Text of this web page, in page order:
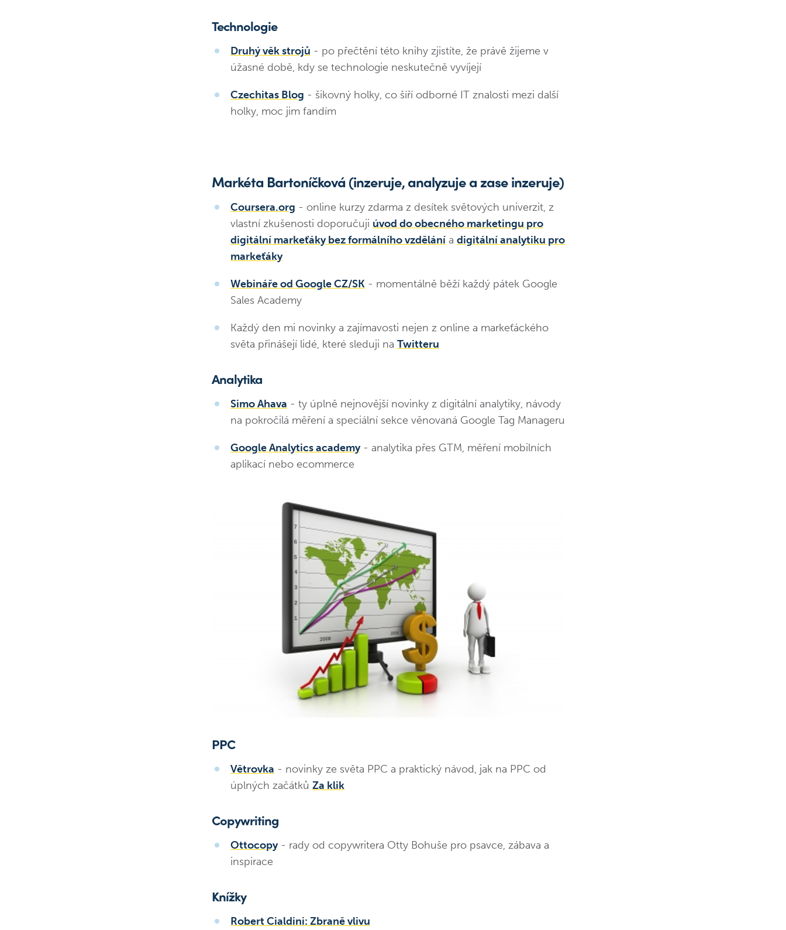
Technologie
Druhý věk strojů - po přečtění této knihy zjistíte, že právě žijeme v
úžasné době, kdy se technologie neskutečně vyvíjejí
Czechitas Blog - šikovný holky, co šíří odborné IT znalosti mezi další
holky, moc jim fandím
Markéta Bartoníčková (inzeruje, analyzuje a zase inzeruje)
Coursera.org - online kurzy zdarma z desítek světových univerzit, z
vlastní zkušenosti doporučuji úvod do obecného marketingu pro
digitální markeťáky bez formálního vzdělánía digitální analytiku pro
markeťáky
Webináře od Google CZ/SK- momentálně běží každý pátek Google
Sales Academy
Každý den mi novinky a zajímavosti nejen z online a markeťáckého
světa přinášejí lidé, které sleduji na Twitteru
Analytika
Simo Ahava - ty úplně nejnovější novinky z digitální analytiky, návody
na pokročilá měření a speciální sekce věnovaná Google Tag Manageru
Google Analytics academy- analytika přes GTM, měření mobilních
aplikací nebo ecommerce
PPC
Větrovka - novinky ze světa PPC a praktický návod, jak na PPC od
úplných začátků Za klik
Copywriting
Ottocopy- rady od copywritera Otty Bohuše pro psavce, zábava a
inspirace
Knížky
Robert Cialdini: Zbraně vlivu